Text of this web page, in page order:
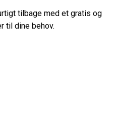
tilbage med et gratis og
til dine behov.